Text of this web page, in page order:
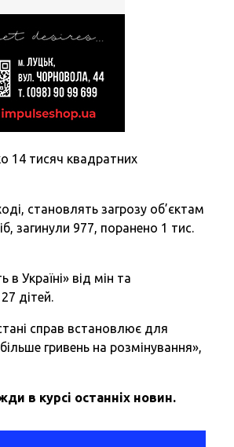
14 тисяч квадратних
становлять загрозу об’єктам
загинули 977, поранено 1 тис.
в Україні» від мін та
дітей.
справ встановлює для
гривень на розмінування»,
в курсі останніх новин.